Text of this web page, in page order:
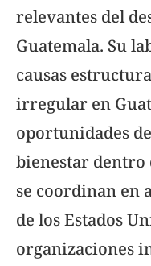
relevantes del
Guatemala. Su
causas
irregular en
oportunidades
bienestar dentro
se coordinan en
de los Estados
organizaciones